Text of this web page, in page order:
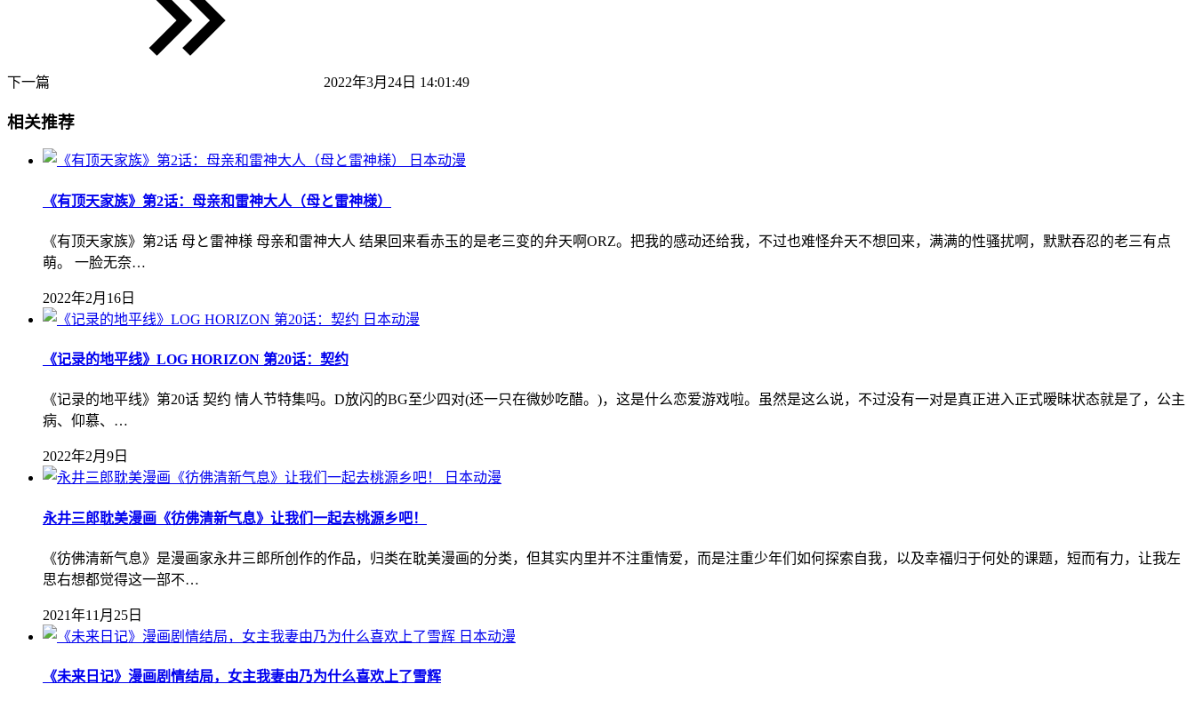
下一篇 2022年3月24日 14:01:49
相关推荐
日本动漫
《有顶天家族》第2话：母亲和雷神大人（母と雷神様）
《有顶天家族》第2话 母と雷神様 母亲和雷神大人 结果回来看赤玉的是老三变的弁天啊ORZ。把我的感动还给我，不过也难怪弁天不想回来，满满的性骚扰啊，默默吞忍的老三有点
萌。 一脸无奈…
2022年2月16日
日本动漫
《记录的地平线》LOG HORIZON 第20话：契约
《记录的地平线》第20话 契约 情人节特集吗。D放闪的BG至少四对(还一只在微妙吃醋。)，这是什么恋爱游戏啦。虽然是这么说，不过没有一对是真正进入正式暧昧状态就是了，公主
病、仰慕、…
2022年2月9日
日本动漫
永井三郎耽美漫画《彷佛清新气息》让我们一起去桃源乡吧！
《彷佛清新气息》是漫画家永井三郎所创作的作品，归类在耽美漫画的分类，但其实内里并不注重情爱，而是注重少年们如何探索自我，以及幸福归于何处的课题，短而有力，让我左
思右想都觉得这一部不…
2021年11月25日
日本动漫
《未来日记》漫画剧情结局，女主我妻由乃为什么喜欢上了雪辉